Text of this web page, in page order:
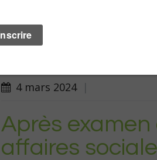
Note de nile
contre les
4 mars 2024 |
Après
affaires